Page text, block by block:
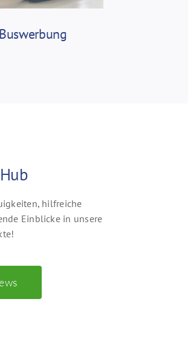
hilfreiche
Einblicke in unsere